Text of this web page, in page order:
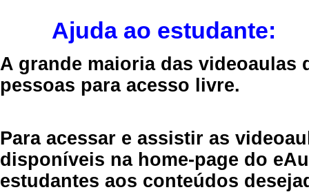
Ajuda ao estudante:
A grande maioria das videoaulas
pessoas para acesso livre.
Para acessar e assistir as
disponíveis na home-page do
estudantes aos conteúdos